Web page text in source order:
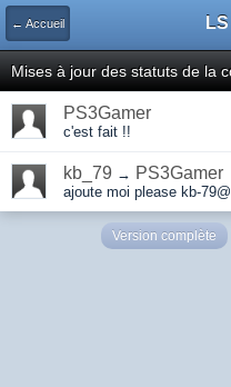
← Accueil
Mises à jour des statuts de la
PS3Gamer
c'est fait !!
kb_79 → PS3Gamer
ajoute moi please kb-
Version complète